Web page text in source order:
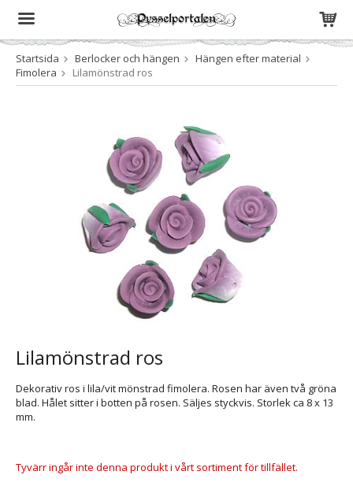
Produkten har blivit tillagd i varukorgen
Startsida Berlocker och hängen
Hängen efter material
Fimolera
Lilamönstrad ros
Lilamönstrad ros
Dekorativ ros i lila/vit mönstrad fimolera. Rosen har även två gröna
blad. Hålet sitter i botten på rosen. Säljes styckvis. Storlek ca 8 x 13
mm.
Tyvärr ingår inte denna produkt i vårt sortiment för tillfället.